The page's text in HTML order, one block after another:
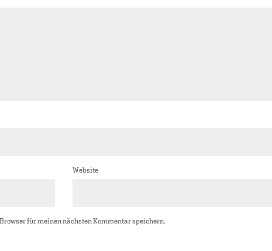
Website
für meinen nächsten Kommentar speichern.